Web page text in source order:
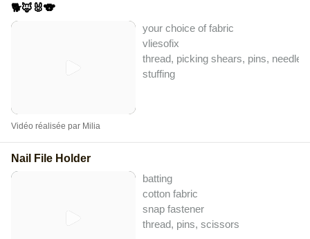
🐕🦊🐰🐨
your choice of fabric
vliesofix
thread, picking shears, pins, needle
stuffing
Vidéo réalisée par Milia
Nail File Holder
batting
cotton fabric
snap fastener
thread, pins, scissors